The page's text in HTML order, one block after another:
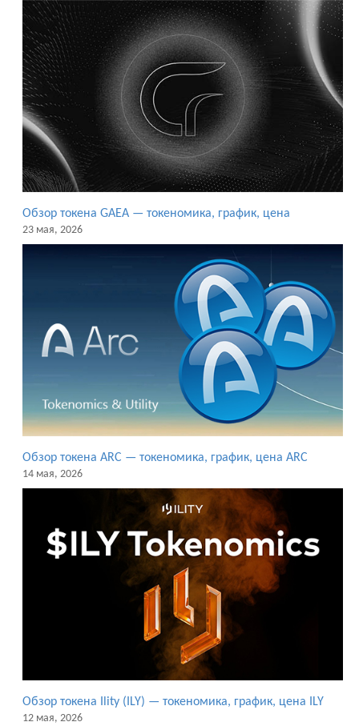
Обзор токена GAEA — токеномика, график, цена
23 мая, 2026
Обзор токена ARC — токеномика, график, цена ARC
14 мая, 2026
Обзор токена Ility (ILY) — токеномика, график, цена ILY
12 мая, 2026